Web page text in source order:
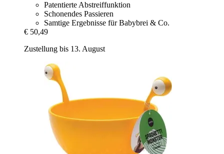
Patentierte Abstreiffunktion
Schonendes Passieren
Samtige Ergebnisse für Babybrei & Co.
€ 50,49
Zustellung bis 13. August